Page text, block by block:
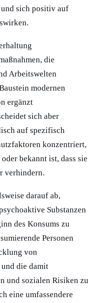
sich positiv auf
die
Arbeitswelten
modernen
ergänzt
sich aber
auf spezifisch
konzentriert,
bekannt ist, dass sie
verhindern.
darauf ab,
Substanzen
des Konsums zu
Personen
von
und die damit
und sozialen Risiken zu
eine umfassendere